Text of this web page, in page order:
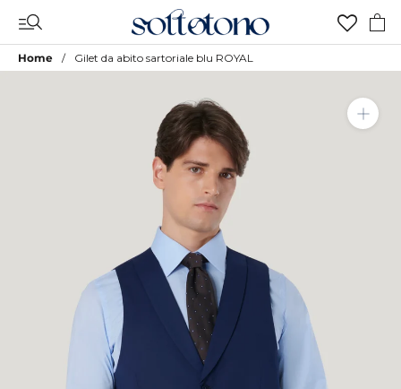
contenuto
Home Gilet da abito sartoriale blu ROYAL
Aggiungi a Lista Desideri